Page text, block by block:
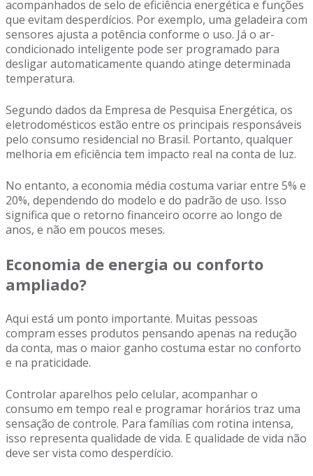
acompanhados de selo de eficiência energética e funções
que evitam desperdícios. Por exemplo, uma geladeira com
sensores ajusta a potência conforme o uso. Já o ar-
condicionado inteligente pode ser programado para
desligar automaticamente quando atinge determinada
temperatura.
Segundo dados da Empresa de Pesquisa Energética, os
eletrodomésticos estão entre os principais responsáveis
pelo consumo residencial no Brasil. Portanto, qualquer
melhoria em eficiência tem impacto real na conta de luz.
No entanto, a economia média costuma variar entre 5% e
20%, dependendo do modelo e do padrão de uso. Isso
significa que o retorno financeiro ocorre ao longo de
anos, e não em poucos meses.
Economia de energia ou conforto
ampliado?
Aqui está um ponto importante. Muitas pessoas
compram esses produtos pensando apenas na redução
da conta, mas o maior ganho costuma estar no conforto
e na praticidade.
Controlar aparelhos pelo celular, acompanhar o
consumo em tempo real e programar horários traz uma
sensação de controle. Para famílias com rotina intensa,
isso representa qualidade de vida. E qualidade de vida não
deve ser vista como desperdício.